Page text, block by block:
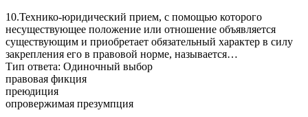
10.Технико-юридический прием, с помощью которого
несуществующее положение или отношение объявляется
существующим и приобретает обязательный характер в силу
закрепления его в правовой норме, называется…
Тип ответа: Одиночный выбор
правовая фикция
преюдиция
опровержимая презумпция